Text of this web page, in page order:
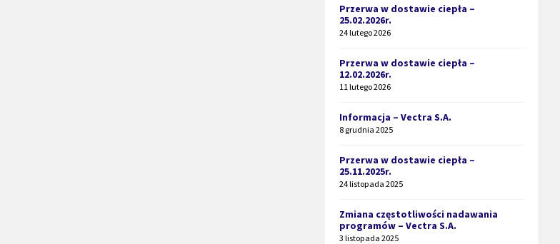
Przerwa w dostawie ciepła –
25.02.2026r.
24 lutego 2026
Przerwa w dostawie ciepła –
12.02.2026r.
11 lutego 2026
Informacja – Vectra S.A.
8 grudnia 2025
Przerwa w dostawie ciepła –
25.11.2025r.
24 listopada 2025
Zmiana częstotliwości nadawania
programów – Vectra S.A.
3 listopada 2025